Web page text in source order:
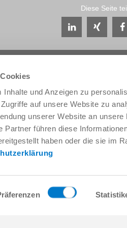
und Anzeigen zu
auf unsere Website zu
unserer Website an
Partner führen diese
haben oder die sie im
Diese Seite
& Kontakt
weltweit
Kontakt